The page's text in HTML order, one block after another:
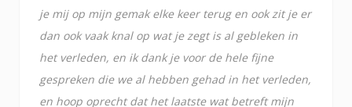
je mij op mijn gemak elke keer terug en ook zit je er
dan ook vaak knal op wat je zegt is al gebleken in
het verleden, en ik dank je voor de hele fijne
gespreken die we al hebben gehad in het verleden,
en hoop oprecht dat het laatste wat betreft mijn